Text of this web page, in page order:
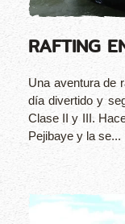
RAFTING
Una aventura de
día divertido y
Clase II y III.
Pejibaye y la se...